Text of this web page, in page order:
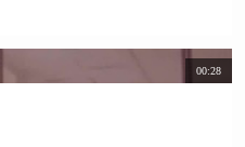
00:28